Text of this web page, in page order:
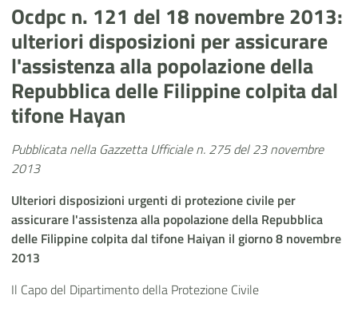
Ocdpc n. 121 del 18 novembre 2013:
ulteriori disposizioni per assicurare
l'assistenza alla popolazione della
Repubblica delle Filippine colpita dal
tifone Hayan
Pubblicata nella Gazzetta Ufficiale n. 275 del 23 novembre
2013
Ulteriori disposizioni urgenti di protezione civile per
assicurare l'assistenza alla popolazione della Repubblica
delle Filippine colpita dal tifone Haiyan il giorno 8 novembre
2013
Il Capo del Dipartimento della Protezione Civile